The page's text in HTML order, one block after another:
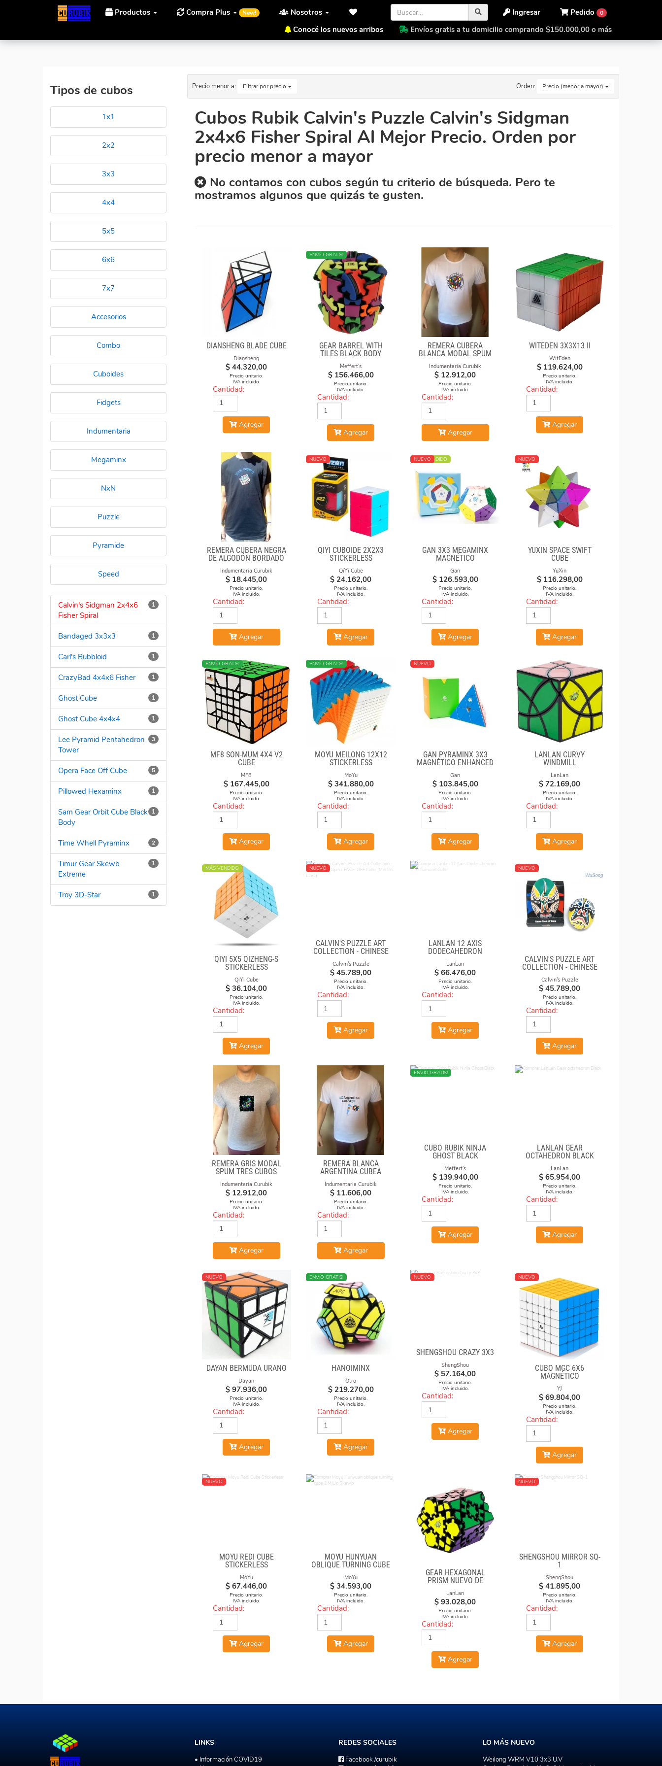
Productos Compra Plus New! Nosotros Pedido 0
Ingresar
Conocé los nuevos arribos
Envíos gratis a tu domicilio comprando $150.000,00 o más
Cubos Rubik Calvin's Puzzle Calvin's Sidgman 2x4x6 Fisher Spiral Al Mejor Precio. Orden por precio menor a mayor
Tipos de cubos
1x1
2x2
3x3
4x4
5x5
6x6
7x7
Accesorios
Combo
Cuboides
Fidgets
Indumentaria
Megaminx
NxN
Puzzle
Pyramide
Speed
1
Calvin's Sidgman 2x4x6
Fisher Spiral
1
Bandaged 3x3x3
1
Carl's Bubbloid
1
CrazyBad 4x4x6 Fisher
1
Ghost Cube
1
Ghost Cube 4x4x4
3
Lee Pyramid Pentahedron
Tower
5
Opera Face Off Cube
1
Pillowed Hexaminx
1
Sam Gear Orbit Cube Black
Body
2
Time Whell Pyraminx
1
Timur Gear Skewb
Extreme
1
Troy 3D-Star
Precio menor a: Filtrar por precio Orden: Precio (menor a mayor)
Cubos Rubik Calvin's Puzzle Calvin's Sidgman
2x4x6 Fisher Spiral Al Mejor Precio. Orden por
precio menor a mayor
No contamos con cubos según tu criterio de búsqueda. Pero te
mostramos algunos que quizás te gusten.
DIANSHENG BLADE CUBE
Diansheng
$ 44.320,00
Precio unitario.
IVA incluido.
Cantidad:
Agregar
MÁS VENDIDO
ENVÍO GRATIS!
GEAR BARREL WITH
TILES BLACK BODY
Meffert's
$ 156.466,00
Precio unitario.
IVA incluido.
Cantidad:
Agregar
REMERA CUBERA
BLANCA MODAL SPUM
CUBO CON FORMULAS
Indumentaria Curubik
$ 12.912,00
Precio unitario.
IVA incluido.
Cantidad:
Agregar
WITEDEN 3X3X13 II
WitEden
$ 119.624,00
Precio unitario.
IVA incluido.
Cantidad:
Agregar
REMERA CUBERA NEGRA
DE ALGODÓN BORDADO
100% CUBERO
Indumentaria Curubik
$ 18.445,00
Precio unitario.
IVA incluido.
Cantidad:
Agregar
NUEVO
QIYI CUBOIDE 2X2X3
STICKERLESS
QiYi Cube
$ 24.162,00
Precio unitario.
IVA incluido.
Cantidad:
Agregar
MÁS VENDIDO
NUEVO
GAN 3X3 MEGAMINX
MAGNÉTICO
Gan
$ 126.593,00
Precio unitario.
IVA incluido.
Cantidad:
Agregar
NUEVO
YUXIN SPACE SWIFT
CUBE
YuXin
$ 116.298,00
Precio unitario.
IVA incluido.
Cantidad:
Agregar
ENVÍO GRATIS!
MF8 SON-MUM 4X4 V2
CUBE
MF8
$ 167.445,00
Precio unitario.
IVA incluido.
Cantidad:
Agregar
NUEVO
ENVÍO GRATIS!
MOYU MEILONG 12X12
STICKERLESS
MoYu
$ 341.880,00
Precio unitario.
IVA incluido.
Cantidad:
Agregar
NUEVO
GAN PYRAMINX 3X3
MAGNÉTICO ENHANCED
Gan
$ 103.845,00
Precio unitario.
IVA incluido.
Cantidad:
Agregar
LANLAN CURVY
WINDMILL
LanLan
$ 72.169,00
Precio unitario.
IVA incluido.
Cantidad:
Agregar
MÁS VENDIDO
QIYI 5X5 QIZHENG-S
STICKERLESS
QiYi Cube
$ 36.104,00
Precio unitario.
IVA incluido.
Cantidad:
Agregar
NUEVO
CALVIN'S PUZZLE ART
COLLECTION - CHINESE
OPERA FACE-OFF CUBE
(MOLTEN LAVA)
Calvin's Puzzle
$ 45.789,00
Precio unitario.
IVA incluido.
Cantidad:
Agregar
LANLAN 12 AXIS
DODECAHEDRON
DIAMOND CUBE
LanLan
$ 66.476,00
Precio unitario.
IVA incluido.
Cantidad:
Agregar
NUEVO
CALVIN'S PUZZLE ART
COLLECTION - CHINESE
OPERA FACE-OFF CUBE
(GREEN & YELLOW
MASKS)
Calvin's Puzzle
$ 45.789,00
Precio unitario.
IVA incluido.
Cantidad:
Agregar
REMERA GRIS MODAL
SPUM TRES CUBOS
Indumentaria Curubik
$ 12.912,00
Precio unitario.
IVA incluido.
Cantidad:
Agregar
REMERA BLANCA
ARGENTINA CUBEA
Indumentaria Curubik
$ 11.606,00
Precio unitario.
IVA incluido.
Cantidad:
Agregar
NUEVO
ENVÍO GRATIS!
CUBO RUBIK NINJA
GHOST BLACK
Meffert's
$ 139.940,00
Precio unitario.
IVA incluido.
Cantidad:
Agregar
LANLAN GEAR
OCTAHEDRON BLACK
LanLan
$ 65.954,00
Precio unitario.
IVA incluido.
Cantidad:
Agregar
NUEVO
DAYAN BERMUDA URANO
Dayan
$ 97.936,00
Precio unitario.
IVA incluido.
Cantidad:
Agregar
NUEVO
ENVÍO GRATIS!
HANOIMINX
Otro
$ 219.270,00
Precio unitario.
IVA incluido.
Cantidad:
Agregar
NUEVO
SHENGSHOU CRAZY 3X3
ShengShou
$ 57.164,00
Precio unitario.
IVA incluido.
Cantidad:
Agregar
NUEVO
CUBO MGC 6X6
MAGNÉTICO
STICKERLESS
YJ
$ 69.804,00
Precio unitario.
IVA incluido.
Cantidad:
Agregar
NUEVO
MOYU REDI CUBE
STICKERLESS
MoYu
$ 67.446,00
Precio unitario.
IVA incluido.
Cantidad:
Agregar
MOYU HUNYUAN
OBLIQUE TURNING CUBE
2 MIUP SKEWB
MoYu
$ 34.593,00
Precio unitario.
IVA incluido.
Cantidad:
Agregar
GEAR HEXAGONAL
PRISM NUEVO DE
LANLAN
LanLan
$ 93.028,00
Precio unitario.
IVA incluido.
Cantidad:
Agregar
NUEVO
SHENGSHOU MIRROR SQ-
1
ShengShou
$ 41.895,00
Precio unitario.
IVA incluido.
Cantidad:
Agregar
LINKS
• Información COVID19
REDES SOCIALES
Facebook/curubik
LO MÁS NUEVO
Weilong WRM V10 3x3 U.V